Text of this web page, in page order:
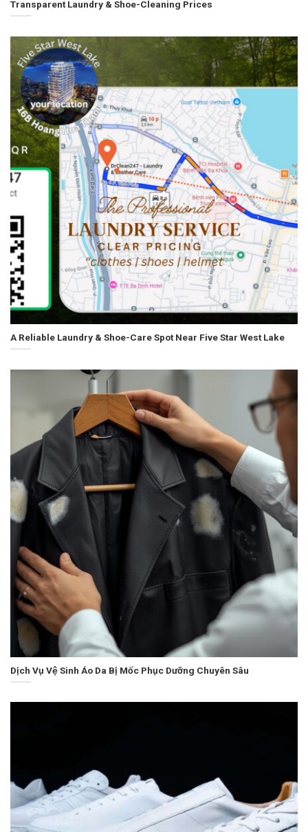
Transparent Laundry & Shoe-Cleaning Prices
A Reliable Laundry & Shoe-Care Spot Near Five Star West Lake
Dịch Vụ Vệ Sinh Áo Da Bị Mốc Phục Dưỡng Chuyên Sâu